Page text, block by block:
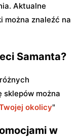
Aktualne
można znaleźć na
Samanta?
sklepów można
okolicy"
w